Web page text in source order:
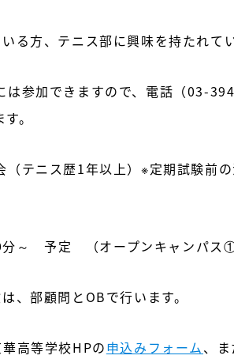
る方、テニス部に興味を持たれて
参加できますので、電話（03-
。
テニス歴1年以上）※定期試験前
～ 予定 （オープンキャンパス
、部顧問とOBで行います。
高等学校HPの申込みフォーム、